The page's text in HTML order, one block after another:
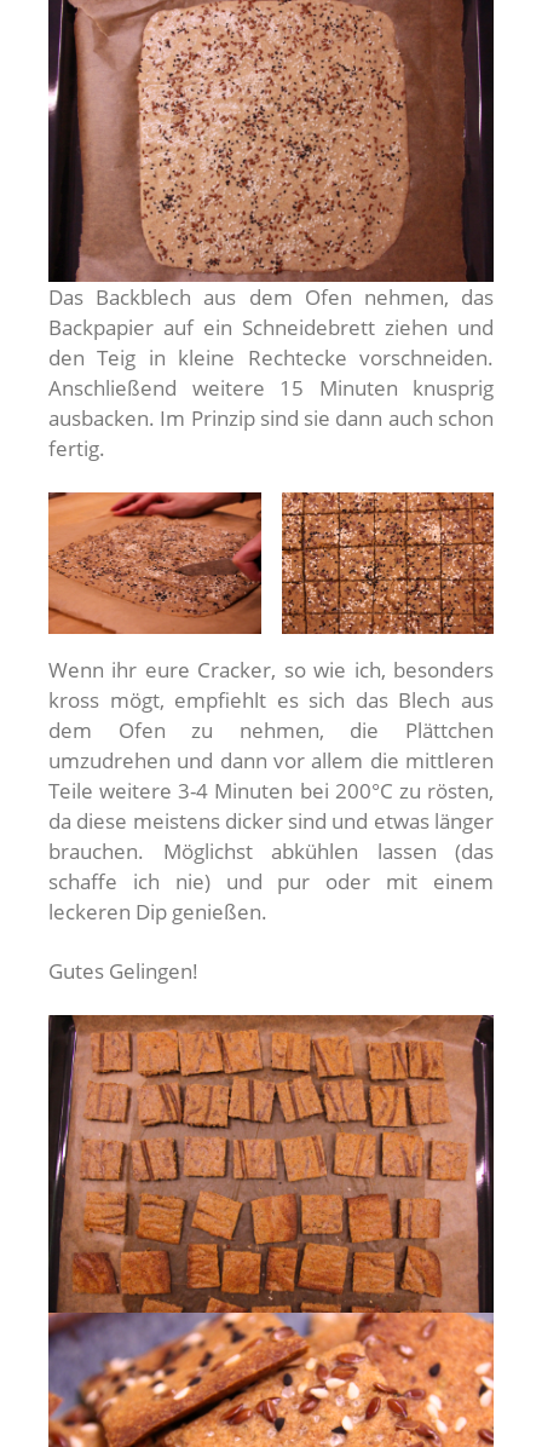
Das Backblech aus dem Ofen nehmen, das
Backpapier auf ein Schneidebrett ziehen und
den Teig in kleine Rechtecke vorschneiden.
Anschließend weitere 15 Minuten knusprig
ausbacken. Im Prinzip sind sie dann auch schon
fertig.
Wenn ihr eure Cracker, so wie ich, besonders
kross mögt, empfiehlt es sich das Blech aus
dem Ofen zu nehmen, die Plättchen
umzudrehen und dann vor allem die mittleren
Teile weitere 3-4 Minuten bei 200°C zu rösten,
da diese meistens dicker sind und etwas länger
brauchen. Möglichst abkühlen lassen (das
schaffe ich nie) und pur oder mit einem
leckeren Dip genießen.
Gutes Gelingen!